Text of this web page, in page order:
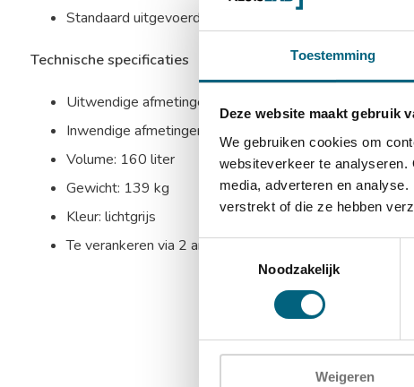
Toestemming
Deze website maakt gebruik
We gebruiken cookies om
websiteverkeer te
media, adverteren en
verstrekt of die ze hebben
Toestemmingsselectie
Noodzakelijk
Weigeren
Standaard uitgevoerd met 1 in hoogte verstelbaar
Technische specificaties
Uitwendige afmetingen: 900 x 600 x 500 mm (HxBxD)
Inwendige afmetingen: 800 x 500 x 400 mm (HxBxD)
Volume: 160 liter
Gewicht: 139 kg
Kleur: lichtgrijs
Te verankeren via 2 ankergaten in de bodem en 2